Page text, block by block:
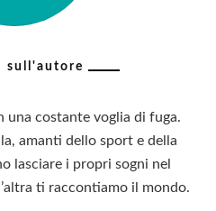
sull'autore
una costante voglia di fuga.
amanti dello sport e della
lasciare i propri sogni nel
ti raccontiamo il mondo.